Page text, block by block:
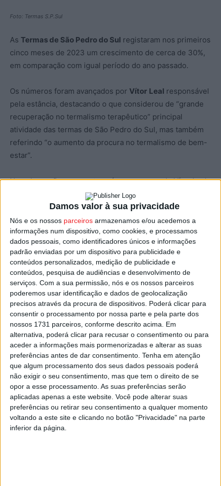
Damos valor à sua privacidade
Nós e os nossos parceiros armazenamos e/ou acedemos a
informações num dispositivo, como cookies, e processamos
dados pessoais, como identificadores únicos e informações
padrão enviadas por um dispositivo para publicidade e
conteúdos personalizados, medição de publicidade e
conteúdos, pesquisa de audiências e desenvolvimento de
serviços. Com a sua permissão, nós e os nossos parceiros
poderemos usar identificação e dados de geolocalização
precisos através da procura de dispositivos. Poderá clicar para
consentir o processamento por nossa parte e pela parte dos
nossos 1731 parceiros, conforme descrito acima. Em
alternativa, poderá clicar para recusar o consentimento ou para
aceder a informações mais pormenorizadas e alterar as suas
preferências antes de dar consentimento. Tenha em atenção
que algum processamento dos seus dados pessoais poderá
não exigir o seu consentimento, mas que tem o direito de se
opor a esse processamento. As suas preferências serão
aplicadas apenas a este website. Você pode alterar suas
preferências ou retirar seu consentimento a qualquer momento
voltando a este site e clicando no botão "Privacidade" na parte
inferior da página.
Foto: Termas S.P.Sul
As Termas de São Pedro do Sul registaram nos primeiros
cinco meses de 2023 um crescimento de cerca de 30%,
em comparação com igual período do ano passado.
Os números foram avançados por Vítor Leal responsável
pela estância, destacando o que considerou de “grande
recuperação no termalismo terapêutico” principal
atividade das termas de São Pedro do Sul, mas também
referindo “o aumento da procura no termalismo de bem-
estar”.
Uma das razões para estes números, segundo Vítor Leal,
“tem a ver com a descoberta do turismo no interior e o
consecutivo aumento de turistas que o interior registou,
em que as pessoas procuram novas experiências”,
justificou.
Com o projeto que as Termas de São Pedro do Sul têm,
de requalificação quase total do Balneário Rainha D.
Amélia, num investimento de quatro milhões de euros, a
expectativa é que aumente o número de termalistas ao
longo do ano, com uma diminuição da sazonalidade que
costuma ser marcante nesta atividade.
Nas Termas de São Pedro do Sul trabalham 155 pessoas,
mas a expetativa é que esse número, na época alta,
aumente para 200.
Esta e outras notícias para ouvir na Estação Diária – 96.8
FM ou emwww.968.fm .